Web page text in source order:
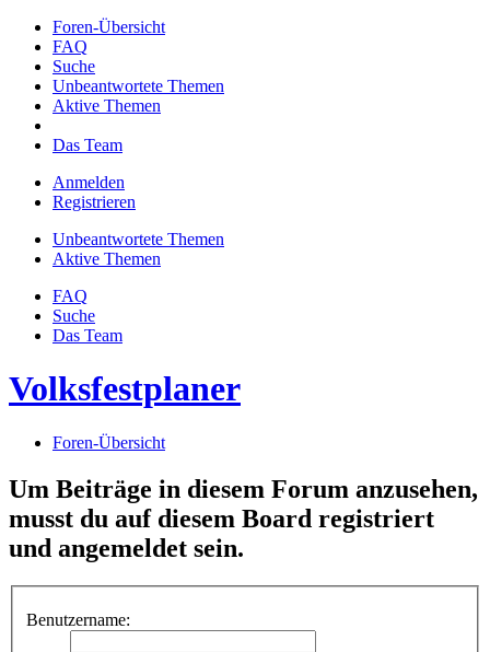
Foren-Übersicht
FAQ
Suche
Unbeantwortete Themen
Aktive Themen
Das Team
Anmelden
Registrieren
Unbeantwortete Themen
Aktive Themen
FAQ
Suche
Das Team
Volksfestplaner
Foren-Übersicht
Um Beiträge in diesem Forum anzusehen,
musst du auf diesem Board registriert
und angemeldet sein.
Benutzername: